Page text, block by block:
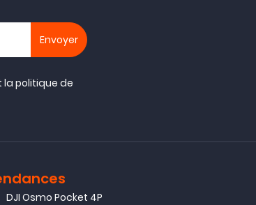
lapolitique de
DJI Osmo Pocket 4P